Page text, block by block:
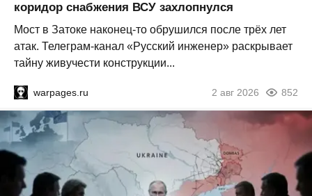
коридор снабжения ВСУ захлопнулся
Мост в Затоке наконец-то обрушился после трёх лет
атак. Телеграм-канал «Русский инженер» раскрывает
тайну живучести конструкции...
warpages.ru 2 авг 2026 852